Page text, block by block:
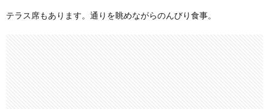
テラス席もあります。通りを眺めながらのんびり食事。